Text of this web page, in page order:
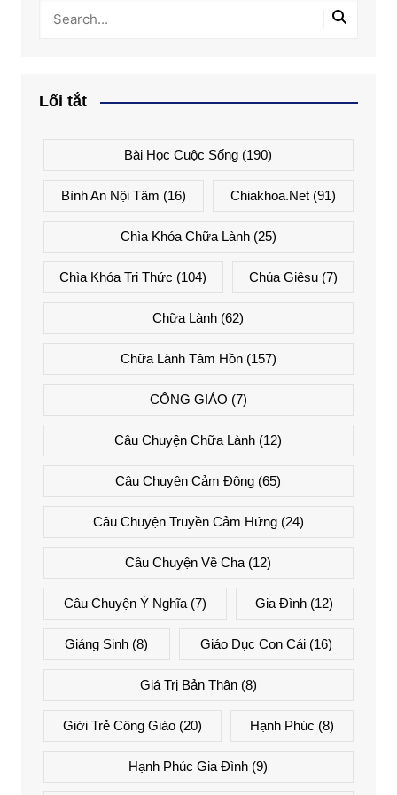
Lối tắt
Bài Học Cuộc Sống (190)
Bình An Nội Tâm (16) Chiakhoa.net (91)
Chìa Khóa Chữa Lành(25)
Chìa Khóa Tri Thức (104) Chúa Giêsu(7)
Chữa Lành (62)
Chữa Lành Tâm Hồn(157)
CÔNG GIÁO (7)
Câu Chuyện Chữa Lành (12)
Câu Chuyện Cảm Động (65)
Câu Chuyện Truyền Cảm Hứng(24)
Câu Chuyện Về Cha (12)
Câu Chuyện Ý Nghĩa(7) Gia Đình (12)
Giáng Sinh (8) Giáo Dục Con Cái(16)
Giá Trị Bản Thân(8)
Giới Trẻ Công Giáo(20) Hạnh Phúc (8)
Hạnh Phúc Gia Đình (9)